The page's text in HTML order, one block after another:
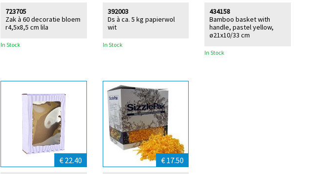
Zak à 60 decoratie bloem
r4,5x8,5 cm lila
723705
In Stock
Ds à ca. 5 kg papierwol
wit
392003
In Stock
Bamboo basket with
handle, pastel yellow,
ø21x10/33 cm
434158
In Stock
€ 22.40 € 17.50